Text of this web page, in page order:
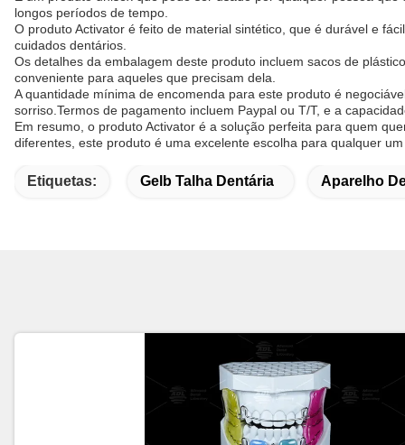
longos períodos de tempo.
O produto Activator é feito de material sintético, que é durável e
cuidados dentários.
Os detalhes da embalagem deste produto incluem sacos de
conveniente para aqueles que precisam dela.
A quantidade mínima de encomenda para este produto é
sorriso.Termos de pagamento incluem Paypal ou T/T, e a
Em resumo, o produto Activator é a solução perfeita para quem
diferentes, este produto é uma excelente escolha para qualquer
Etiquetas: Gelb Talha Dentária Aparelho